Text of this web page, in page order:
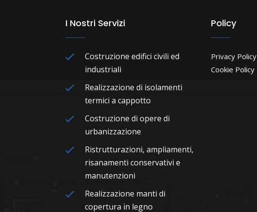
I Nostri Servizi
Costruzione edifici civili ed
industriali
Realizzazione di isolamenti
termici a cappotto
Costruzione di opere di
urbanizzazione
Ristrutturazioni, ampliamenti,
risanamenti conservativi e
manutenzioni
Realizzazione manti di
copertura in legno
Policy
Privacy Policy
Cookie Policy